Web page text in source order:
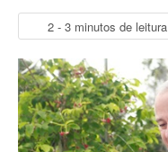
2 - 3 minutos de leitura